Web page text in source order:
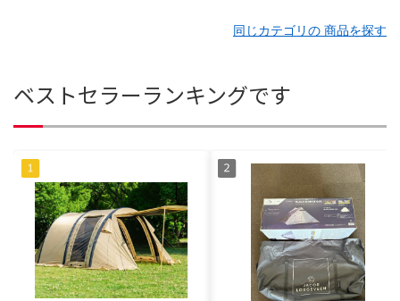
同じカテゴリの 商品を探す
ベストセラーランキングです